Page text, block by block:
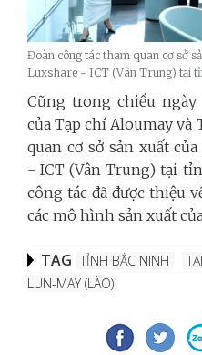
Đoàn công tác tham quan cơ sở
Luxshare - ICT (Vân Trung) tại
Cũng trong chiều ngày
của Tạp chí Aloumay và
quan cơ sở sản xuất
- ICT (Vân Trung) tại
công tác đã được thiệu
các mô hình sản xuất
TAG TỈNH BẮC NINH
LUN-MAY (LÀO)